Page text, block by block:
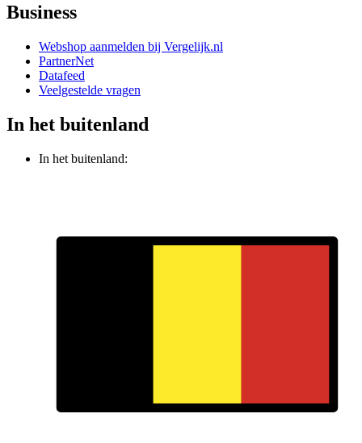
Business
Webshop aanmelden bij Vergelijk.nl
PartnerNet
Datafeed
Veelgestelde vragen
In het buitenland
In het buitenland: